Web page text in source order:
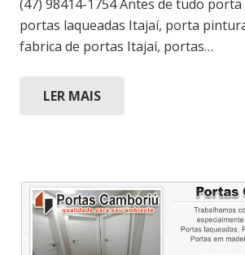
(47) 98414-1754 Antes de tudo
portas laqueadas Itajaí, porta
fabrica de portas Itajaí, portas…
LER MAIS